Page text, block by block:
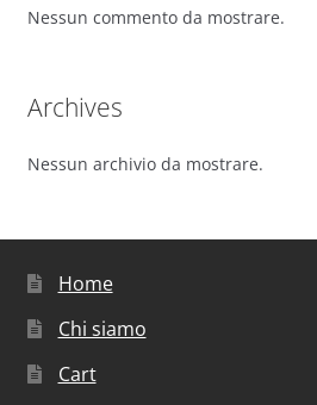
Nessun commento da mostrare.
Archives
Nessun archivio da mostrare.
Home
Chi siamo
Cart